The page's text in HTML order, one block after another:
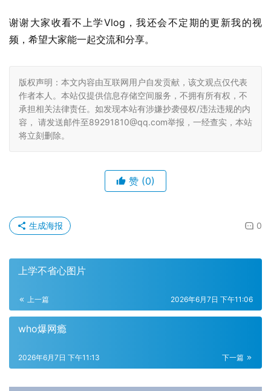
谢谢大家收看不上学Vlog，我还会不定期的更新我的视
频，希望大家能一起交流和分享。
版权声明：本文内容由互联网用户自发贡献，该文观点仅代表
作者本人。本站仅提供信息存储空间服务，不拥有所有权，不
承担相关法律责任。如发现本站有涉嫌抄袭侵权/违法违规的内
容， 请发送邮件至89291810@qq.com举报，一经查实，本站
将立刻删除。
赞 (0)
0
生成海报
上学不省心图片
上一篇 2026年6月7日 下午11:06
who爆网瘾
下一篇
2026年6月7日 下午11:13